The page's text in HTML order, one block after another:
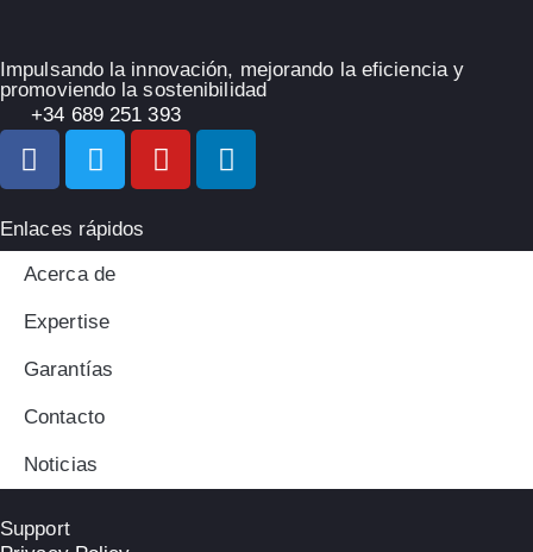
Impulsando la innovación, mejorando la eficiencia y
promoviendo la sostenibilidad
+34 689 251 393
Enlaces rápidos
Acerca de
Expertise
Garantías
Contacto
Noticias
Support